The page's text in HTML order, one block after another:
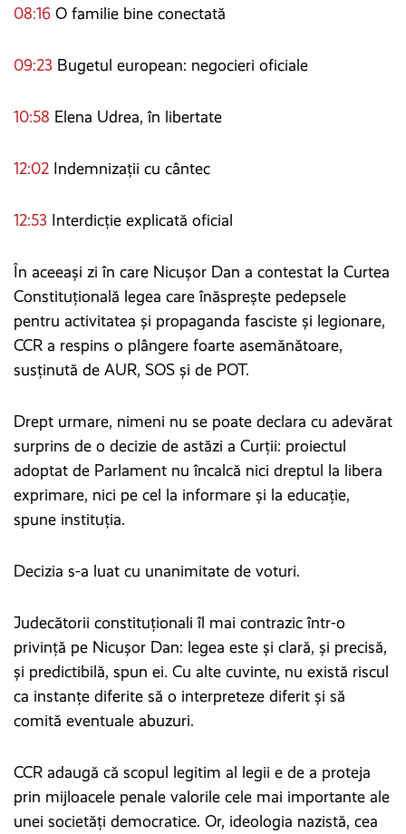
08:16 O familie bine conectată
09:23 Bugetul european: negocieri oficiale
10:58 Elena Udrea, în libertate
12:02 Indemnizații cu cântec
12:53 Interdicție explicată oficial
În aceeași zi în care Nicușor Dan a contestat la Curtea
Constituțională legea care înăsprește pedepsele
pentru activitatea și propaganda fasciste și legionare,
CCR a respins o plângere foarte asemănătoare,
susținută de AUR, SOS și de POT.
Drept urmare, nimeni nu se poate declara cu adevărat
surprins de o decizie de astăzi a Curții: proiectul
adoptat de Parlament nu încalcă nici dreptul la libera
exprimare, nici pe cel la informare și la educație,
spune instituția.
Decizia s-a luat cu unanimitate de voturi.
Judecătorii constituționali îl mai contrazic într-o
privință pe Nicușor Dan: legea este și clară, și precisă,
și predictibilă, spun ei. Cu alte cuvinte, nu există riscul
ca instanțe diferite să o interpreteze diferit și să
comită eventuale abuzuri.
CCR adaugă că scopul legitim al legii e de a proteja
prin mijloacele penale valorile cele mai importante ale
unei societăți democratice. Or, ideologia nazistă, cea